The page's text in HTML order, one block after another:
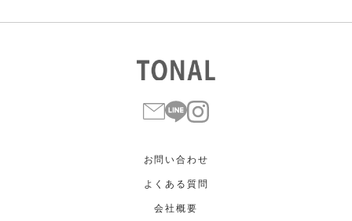
お問い合わせ
よくある質問
会社概要